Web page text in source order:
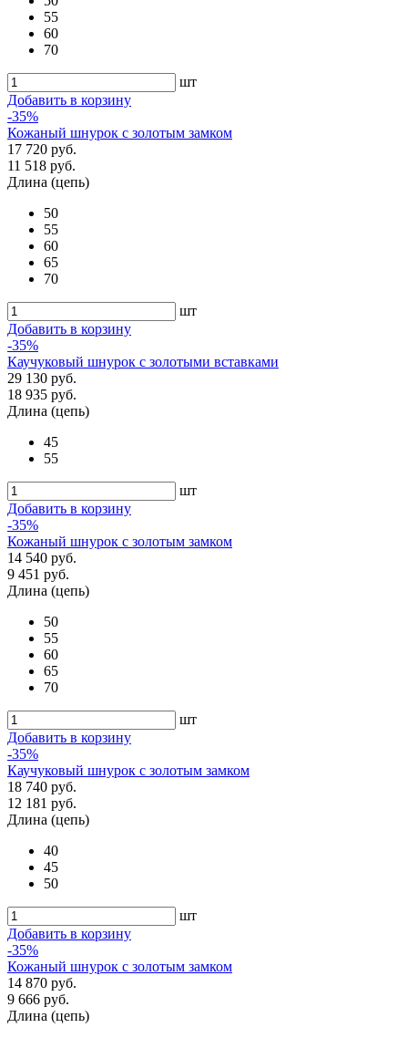
55
60
70
шт
Добавить в корзину
-35%
Кожаный шнурок с золотым замком
17 720 руб.
11 518 руб.
Длина (цепь)
50
55
60
65
70
шт
Добавить в корзину
-35%
Каучуковый шнурок с золотыми вставками
29 130 руб.
18 935 руб.
Длина (цепь)
45
55
шт
Добавить в корзину
-35%
Кожаный шнурок с золотым замком
14 540 руб.
9 451 руб.
Длина (цепь)
50
55
60
65
70
шт
Добавить в корзину
-35%
Каучуковый шнурок с золотым замком
18 740 руб.
12 181 руб.
Длина (цепь)
40
45
50
шт
Добавить в корзину
-35%
Кожаный шнурок с золотым замком
14 870 руб.
9 666 руб.
Длина (цепь)